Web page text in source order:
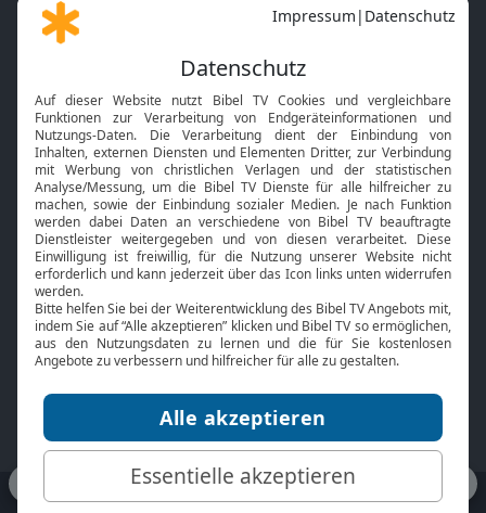
Gott und Bibel erklärt
Neuigkeiten
Mobile App
Smart TV
HbbTV
Bibelthek Online-Bibel
Nächster Gottesdienst
Bibel TV
Über uns
Jobs
Mediadaten
Service
Kontakt
TV-Empfang
bibeltv.de: Impressum
Datenschutz